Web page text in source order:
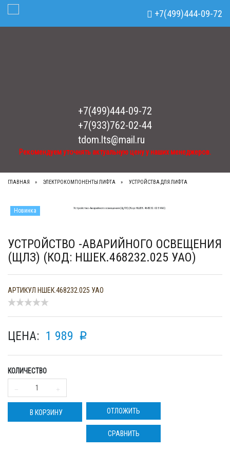
Рекомендуем уточнять актуальную цену у наших менеджеров.
+7(499)444-09-72
+7(933)762-02-44
tdom.lts@mail.ru
Рекомендуем уточнять актуальную цену у наших менеджеров.
+7(499)444-09-72
Toggle Navigation
ГЛАВНАЯ ЭЛЕКТРОКОМПОНЕНТЫ ЛИФТА УСТРОЙСТВА ДЛЯ ЛИФТА
Новинка
УСТРОЙСТВО -АВАРИЙНОГО ОСВЕЩЕНИЯ
(ЩЛЗ) (КОД: НШЕК.468232.025 УАО)
АРТИКУЛ НШЕК.468232.025 УАО
ЦЕНА: 1 989 p
КОЛИЧЕСТВО
В КОРЗИНУ ОТЛОЖИТЬ
СРАВНИТЬ